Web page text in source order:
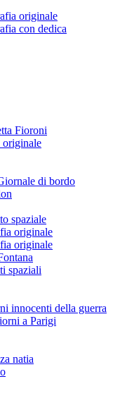
originale
con dedica
Fioroni
originale
di bordo
spaziale
originale
originale
spaziali
innocenti della guerra
a Parigi
natia